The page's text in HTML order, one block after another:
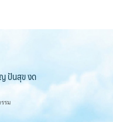
ปันสุข งด
รม